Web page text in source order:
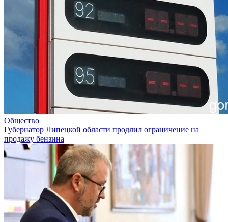
Общество
Губернатор Липецкой области продлил ограничение на
продажу бензина